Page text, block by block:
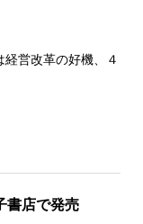
営改革の好機、４
書店で発売